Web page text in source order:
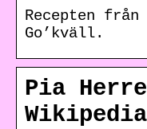
Recepten
Go’kväll.
Pia
Wikipedia